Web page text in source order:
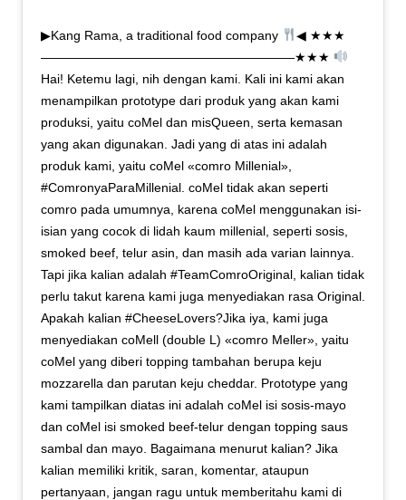
▶Kang Rama, a traditional food company
◀ ★★★
————————————————————★★★
Hai! Ketemu lagi, nih dengan kami. Kali ini kami akan
menampilkan prototype dari produk yang akan kami
produksi, yaitu coMel dan misQueen, serta kemasan
yang akan digunakan. Jadi yang di atas ini adalah
produk kami, yaitu coMel «comro Millenial»,
#ComronyaParaMillenial. coMel tidak akan seperti
comro pada umumnya, karena coMel menggunakan isi-
isian yang cocok di lidah kaum millenial, seperti sosis,
smoked beef, telur asin, dan masih ada varian lainnya.
Tapi jika kalian adalah #TeamComroOriginal, kalian tidak
perlu takut karena kami juga menyediakan rasa Original.
Apakah kalian #CheeseLovers?Jika iya, kami juga
menyediakan coMell (double L) «comro Meller», yaitu
coMel yang diberi topping tambahan berupa keju
mozzarella dan parutan keju cheddar. Prototype yang
kami tampilkan diatas ini adalah coMel isi sosis-mayo
dan coMel isi smoked beef-telur dengan topping saus
sambal dan mayo. Bagaimana menurut kalian? Jika
kalian memiliki kritik, saran, komentar, ataupun
pertanyaan, jangan ragu untuk memberitahu kami di